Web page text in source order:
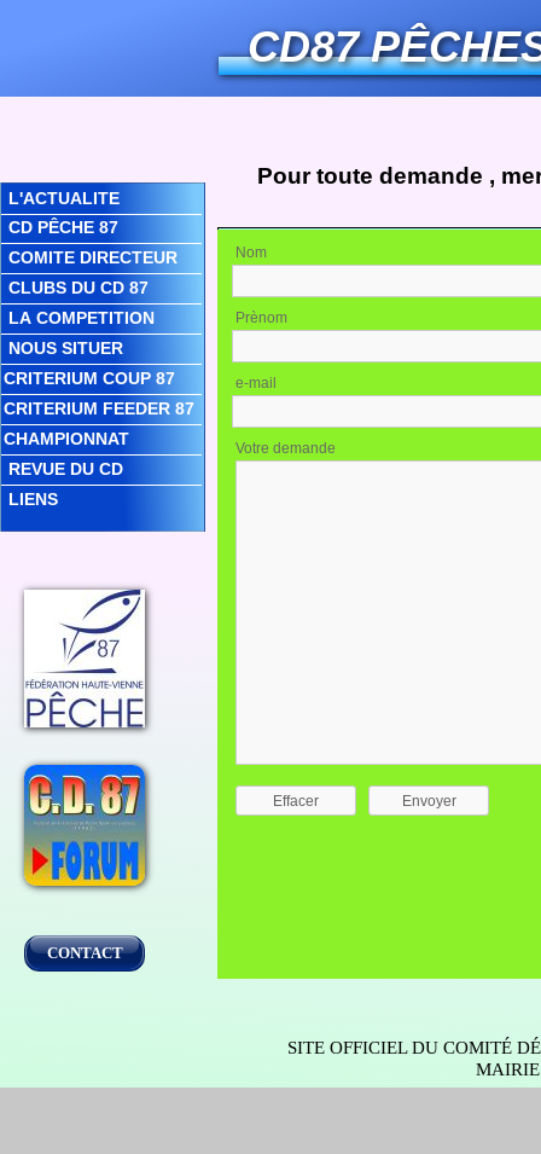
Pour toute demande ,
Nom
Prènom
e-mail
Votre demande
Effacer Envoyer
SITE OFFICIEL DU COMITÉ
L'ACTUALITE
CD PÊCHE 87
COMITE DIRECTEUR
CLUBS DU CD 87
LA COMPETITION
NOUS SITUER
CRITERIUM COUP 87
CRITERIUM FEEDER 87
CHAMPIONNAT
REVUE DU CD
LIENS
CONTACT
CD87